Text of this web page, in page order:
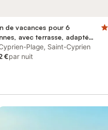
de vacances pour 6
avec terrasse, adapté
Plage, Saint-Cyprien
€par nuit